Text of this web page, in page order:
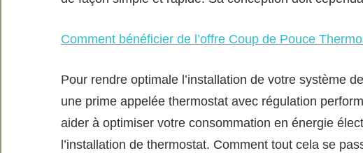
Comment bénéficier de l’offre Coup de Pouce
Pour rendre optimale l’installation de votre système
une prime appelée thermostat avec régulation
aider à optimiser votre consommation en énergie
l’installation de thermostat. Comment tout cela se